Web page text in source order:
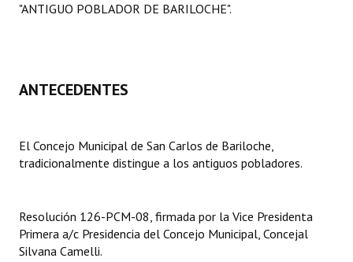
LEGISLACIÓN
Constitución Provincial
Reglamento Interno
Organigrama
DOCUMENTOS
"ANTIGUO POBLADOR DE BARILOCHE".
ANTECEDENTES
El Concejo Municipal de San Carlos de Bariloche,
tradicionalmente distingue a los antiguos pobladores.
Resolución 126-PCM-08, firmada por la Vice Presidenta
Primera a/c Presidencia del Concejo Municipal, Concejal
Silvana Camelli.